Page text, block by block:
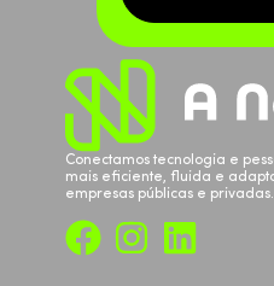
Conectamos tecnologia e
mais eficiente, fluida e
empresas públicas e privadas.